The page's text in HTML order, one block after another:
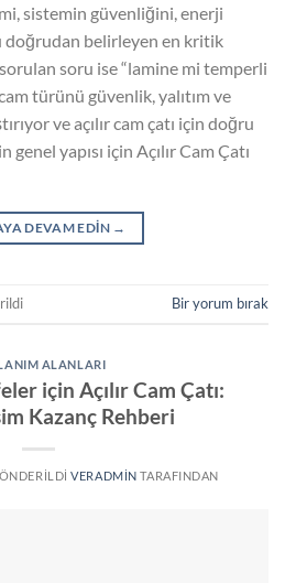
sistemin güvenliğini, enerji
belirleyen en kritik
soru ise “lamine mi temperli
türünü güvenlik, yalıtım ve
ve açılır cam çatı için doğru
genel yapısı için Açılır Cam Çatı
DEVAM EDIN →
Bir yorum bırak
ALANLARI
için Açılır Cam Çatı:
Kazanç Rehberi
VERADMIN TARAFINDAN